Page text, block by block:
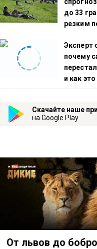
до 33
резким
Эксперт
почему
и как
Скачайте наше
на Google Play
От львов до